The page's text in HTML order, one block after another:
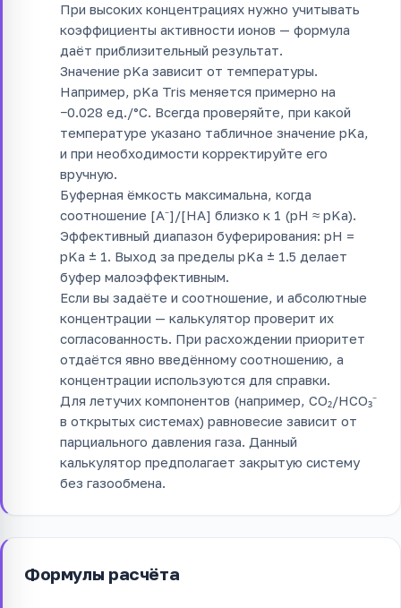
При высоких концентрациях нужно учитывать
коэффициенты активности ионов — формула
даёт приблизительный результат.
Значение pKa зависит от температуры.
Например, pKa Tris меняется примерно на
−0.028 ед./°C. Всегда проверяйте, при какой
температуре указано табличное значение pKa,
и при необходимости корректируйте его
вручную.
Буферная ёмкость максимальна, когда
соотношение [A⁻]/[HA] близко к 1 (pH ≈ pKa).
Эффективный диапазон буферирования: pH =
pKa ± 1. Выход за пределы pKa ± 1.5 делает
буфер малоэффективным.
Если вы задаёте и соотношение, и абсолютные
концентрации — калькулятор проверит их
согласованность. При расхождении приоритет
отдаётся явно введённому соотношению, а
концентрации используются для справки.
Для летучих компонентов (например, CO₂/HCO₃⁻
в открытых системах) равновесие зависит от
парциального давления газа. Данный
калькулятор предполагает закрытую систему
без газообмена.
Формулы расчёта